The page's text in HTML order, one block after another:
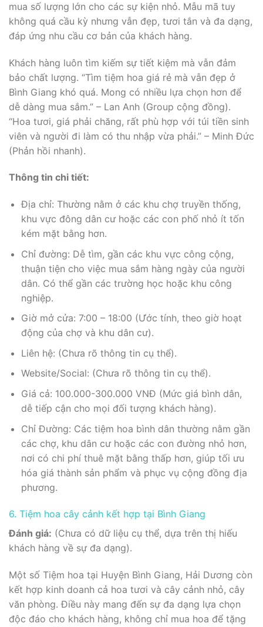
mua số lượng lớn cho các sự kiện nhỏ. Mẫu mã tuy
không quá cầu kỳ nhưng vẫn đẹp, tươi tắn và đa dạng,
đáp ứng nhu cầu cơ bản của khách hàng.
Khách hàng luôn tìm kiếm sự tiết kiệm mà vẫn đảm
bảo chất lượng. “Tìm tiệm hoa giá rẻ mà vẫn đẹp ở
Bình Giang khó quá. Mong có nhiều lựa chọn hơn để
dễ dàng mua sắm.” – Lan Anh (Group cộng đồng).
“Hoa tươi, giá phải chăng, rất phù hợp với túi tiền sinh
viên và người đi làm có thu nhập vừa phải.” – Minh Đức
(Phản hồi nhanh).
Thông tin chi tiết:
Địa chỉ: Thường nằm ở các khu chợ truyền thống,
khu vực đông dân cư hoặc các con phố nhỏ ít tốn
kém mặt bằng hơn.
Chỉ đường: Dễ tìm, gần các khu vực công cộng,
thuận tiện cho việc mua sắm hàng ngày của người
dân. Có thể gần các trường học hoặc khu công
nghiệp.
Giờ mở cửa: 7:00 – 18:00 (Ước tính, theo giờ hoạt
động của chợ và khu dân cư).
Liên hệ: (Chưa rõ thông tin cụ thể).
Website/Social: (Chưa rõ thông tin cụ thể).
Giá cả: 100.000-300.000 VNĐ (Mức giá bình dân,
dễ tiếp cận cho mọi đối tượng khách hàng).
Chỉ Đường: Các tiệm hoa bình dân thường nằm gần
các chợ, khu dân cư hoặc các con đường nhỏ hơn,
nơi có chi phí thuê mặt bằng thấp hơn, giúp tối ưu
hóa giá thành sản phẩm và phục vụ cộng đồng địa
phương.
6. Tiệm hoa cây cảnh kết hợp tại Bình Giang
Đánh giá: (Chưa có dữ liệu cụ thể, dựa trên thị hiếu
khách hàng về sự đa dạng).
Một số Tiệm hoa tại Huyện Bình Giang, Hải Dương còn
kết hợp kinh doanh cả hoa tươi và cây cảnh nhỏ, cây
văn phòng. Điều này mang đến sự đa dạng lựa chọn
độc đáo cho khách hàng, không chỉ mua hoa để tặng